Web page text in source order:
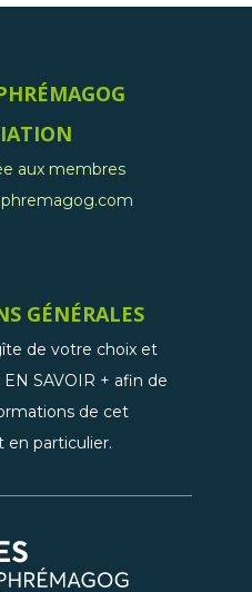
aux membres
GÉNÉRALES
de votre choix et
SAVOIR + afin de
de cet
particulier.